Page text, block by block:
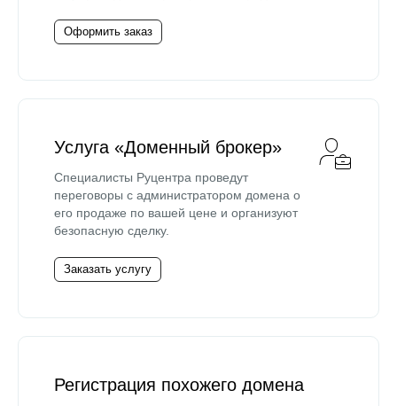
Оформить заказ
Услуга «Доменный брокер»
Специалисты Руцентра проведут
переговоры с администратором домена о
его продаже по вашей цене и организуют
безопасную сделку.
Заказать услугу
Регистрация похожего домена